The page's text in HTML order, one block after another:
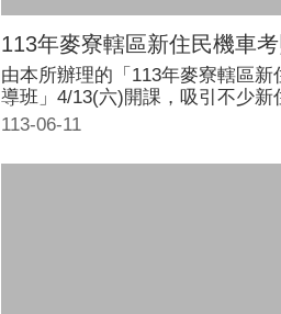
113年麥寮轄區新住民機車
113-06-11
由本所辦理的「113年麥寮轄區新
導班」4/13(六)開課，吸引不少新
業講師傳授應考祕訣，幫助新住民
請新住民發展基金補助，舉辦免